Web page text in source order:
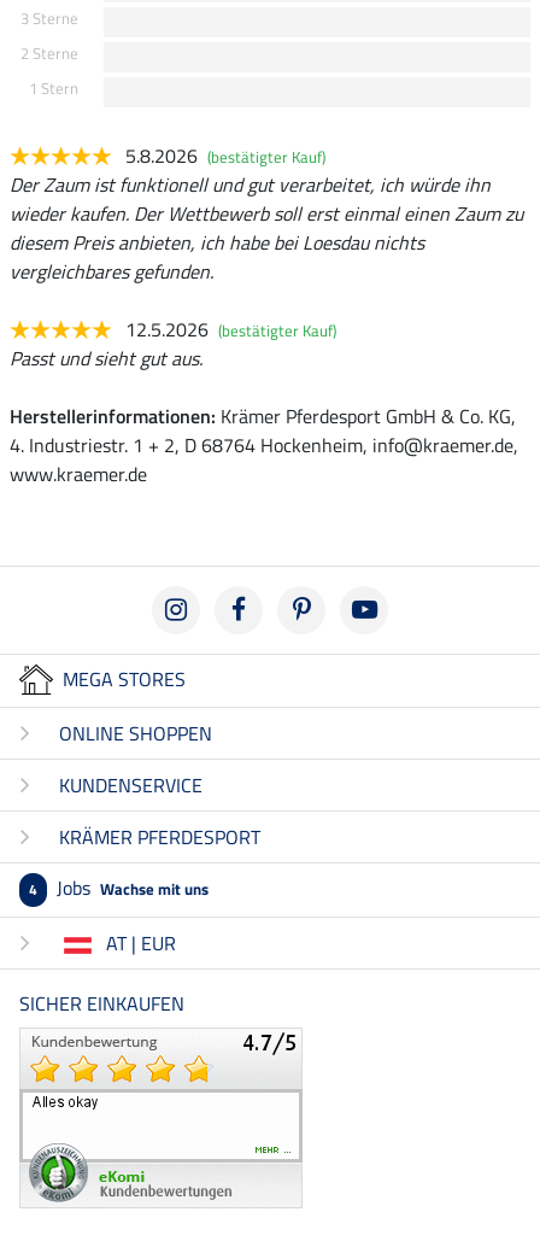
3 Sterne
2 Sterne
1 Stern
5.8.2026 (bestätigter Kauf)
Der Zaum ist funktionell und gut verarbeitet, ich würde ihn
wieder kaufen. Der Wettbewerb soll erst einmal einen Zaum zu
diesem Preis anbieten, ich habe bei Loesdau nichts
vergleichbares gefunden.
12.5.2026 (bestätigter Kauf)
Passt und sieht gut aus.
Herstellerinformationen: Krämer Pferdesport GmbH & Co. KG,
4. Industriestr. 1 + 2, D 68764 Hockenheim, info@kraemer.de,
www.kraemer.de
MEGA STORES
ONLINE SHOPPEN
KUNDENSERVICE
KRÄMER PFERDESPORT
4 Jobs Wachse mit uns
AT | EUR
SICHER EINKAUFEN